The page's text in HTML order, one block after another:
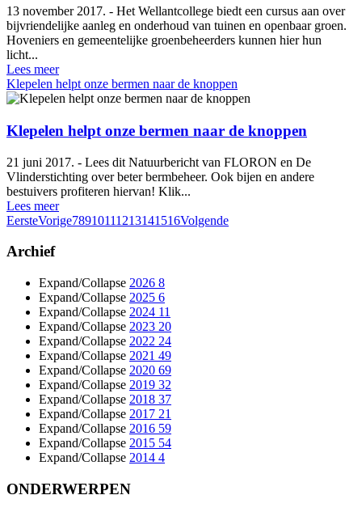
13 november 2017. - Het Wellantcollege biedt een cursus aan over
bijvriendelijke aanleg en onderhoud van tuinen en openbaar groen.
Hoveniers en gemeentelijke groenbeheerders kunnen hier hun
licht...
Lees meer
Klepelen helpt onze bermen naar de knoppen
Klepelen helpt onze bermen naar de knoppen
21 juni 2017. - Lees dit Natuurbericht van FLORON en De
Vlinderstichting over beter bermbeheer. Ook bijen en andere
bestuivers profiteren hiervan! Klik...
Lees meer
EersteVorige78910111213141516Volgende
Archief
Expand/Collapse 2026 8
Expand/Collapse 2025 6
Expand/Collapse 2024 11
Expand/Collapse 2023 20
Expand/Collapse 2022 24
Expand/Collapse 2021 49
Expand/Collapse 2020 69
Expand/Collapse 2019 32
Expand/Collapse 2018 37
Expand/Collapse 2017 21
Expand/Collapse 2016 59
Expand/Collapse 2015 54
Expand/Collapse 2014 4
ONDERWERPEN